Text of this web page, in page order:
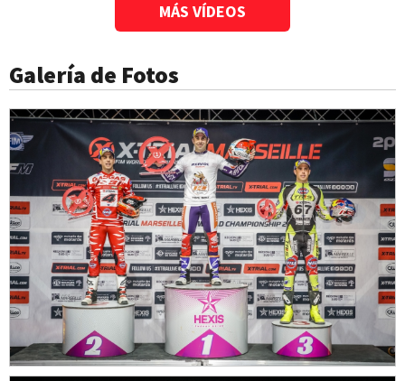
MÁS VÍDEOS
Galería de Fotos